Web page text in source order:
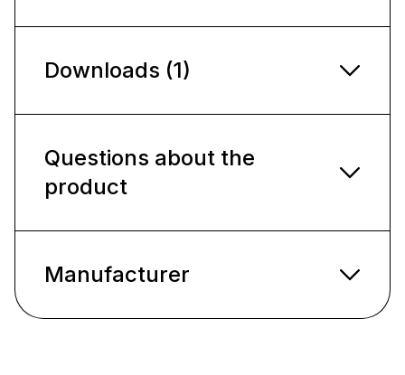
Downloads (1)
Questions about the
product
Manufacturer